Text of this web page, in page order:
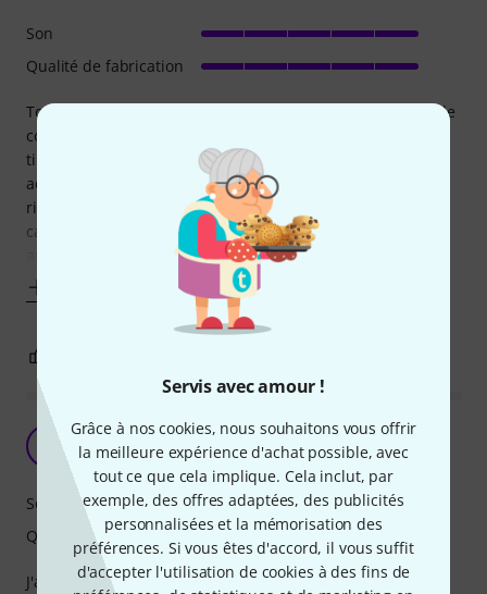
Servis avec amour !
Grâce à nos cookies, nous souhaitons vous offrir
la meilleure expérience d'achat possible, avec
tout ce que cela implique. Cela inclut, par
exemple, des offres adaptées, des publicités
personnalisées et la mémorisation des
préférences. Si vous êtes d'accord, il vous suffit
d'accepter l'utilisation de cookies à des fins de
Tous les joueurs de mandoline ont un jour monté un jeu de
cordes d'ADDARIO sur leur instrument. Celles-ci ont un
tirant plus léger que les J74. Elles sont particulièrement
adaptées au jeu irlandais, avec un bon sustain et un son
riche. Les débutants y trouveront également leur compte
car elles sont moins blessantes pour les doigts et les
articulations que leurs
Son
Qualité de fabrication
Pas si terrible
h.camb 29.08.2020
J'ai monté ces cordes sur la mandoline (Suzuki de 1951) de
Son
Qualité de fabrication